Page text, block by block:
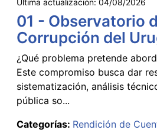
01 - Observatorio
Corrupción del
¿Qué problema pretende
Este compromiso busca dar
sistematización, análisis
pública so...
Categorías: Rendición de